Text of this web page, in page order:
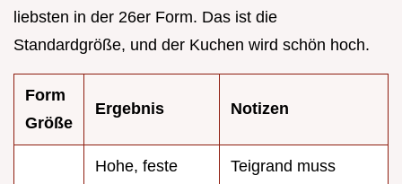
liebsten in der 26er Form. Das ist die
Standardgröße, und der Kuchen wird schön hoch.
Form
Größe
Ergebnis Notizen
Hohe, feste
Teigrand muss